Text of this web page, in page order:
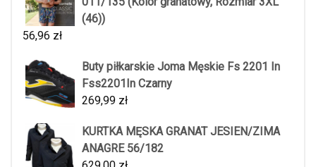
(46))
56,96 zł
Buty piłkarskie Joma Męskie Fs 2201 In
Fss2201In Czarny
269,99 zł
KURTKA MĘSKA GRANAT JESIEN/ZIMA
ANAGRE 56/182